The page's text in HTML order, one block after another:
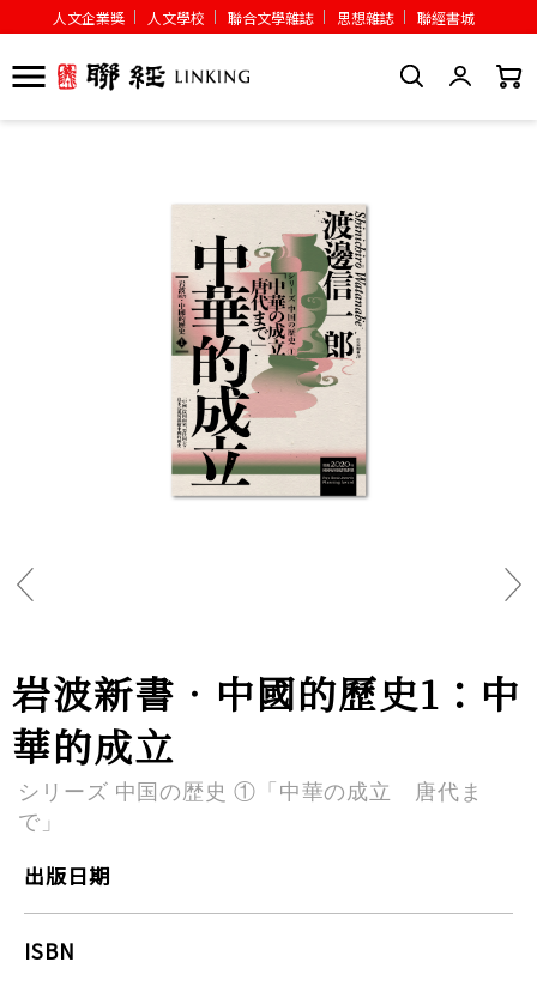
人文企業獎 人文學校 聯合文學雜誌 思想雜誌 聯經書城
岩波新書．中國的歷史1：中
華的成立
シリーズ 中国の歴史 ①「中華の成立 唐代ま
で」
出版日期
ISBN